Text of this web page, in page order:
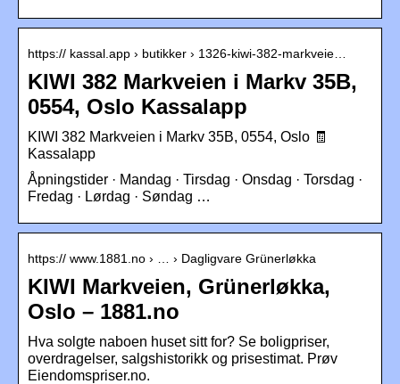
https:// kassal.app › butikker › 1326-kiwi-382-markveie…
KIWI 382 Markveien i Markv 35B,
0554, Oslo Kassalapp
KIWI 382 Markveien i Markv 35B, 0554, Oslo 🧾
Kassalapp
Åpningstider · Mandag · Tirsdag · Onsdag · Torsdag ·
Fredag · Lørdag · Søndag …
https:// www.1881.no › … › Dagligvare Grünerløkka
KIWI Markveien, Grünerløkka,
Oslo – 1881.no
Hva solgte naboen huset sitt for? Se boligpriser,
overdragelser, salgshistorikk og prisestimat. Prøv
Eiendomspriser.no.